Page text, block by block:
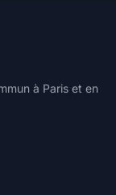
à Paris et en